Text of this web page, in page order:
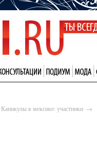
Каникулы в мексике: участники →